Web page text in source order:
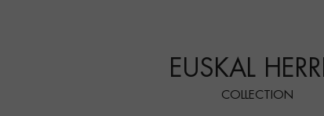
EUSKAL
COLLECTION